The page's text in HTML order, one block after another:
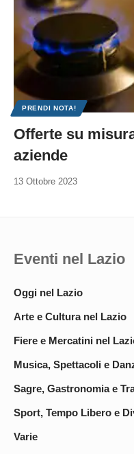
PRENDI NOTA!
Offerte su
aziende
13 Ottobre 2023
Eventi nel Lazio
Oggi nel Lazio
Arte e Cultura nel Lazio
Fiere e Mercatini nel
Musica, Spettacoli e
Sagre, Gastronomia e
Sport, Tempo Libero e
Varie